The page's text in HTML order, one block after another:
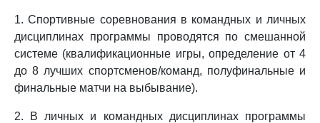
1. Спортивные соревнования в командных и личных
дисциплинах программы проводятся по смешанной
системе (квалификационные игры, определение от 4
до 8 лучших спортсменов/команд, полуфинальные и
финальные матчи на выбывание).
2. В личных и командных дисциплинах программы